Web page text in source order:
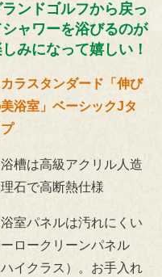
ランドゴルフから戻っ
ャワーを浴びるのが
みになって嬉しい！
ラスタンダード「伸び
浴室」ベーシックJタ
槽は高級アクリル人造
石で高断熱仕様
室パネルは汚れにくい
ロークリーンパネル
ハイクラス）。お手入れ